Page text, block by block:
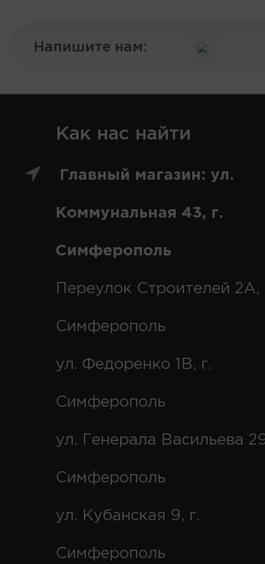
Напишите нам:
Как нас найти
Главный магазин: ул.
Коммунальная 43, г.
Симферополь
Переулок Строителей 2А,
Симферополь
ул. Федоренко 1В, г.
Симферополь
ул. Генерала Васильева
Симферополь
ул. Кубанская 9, г.
Симферополь